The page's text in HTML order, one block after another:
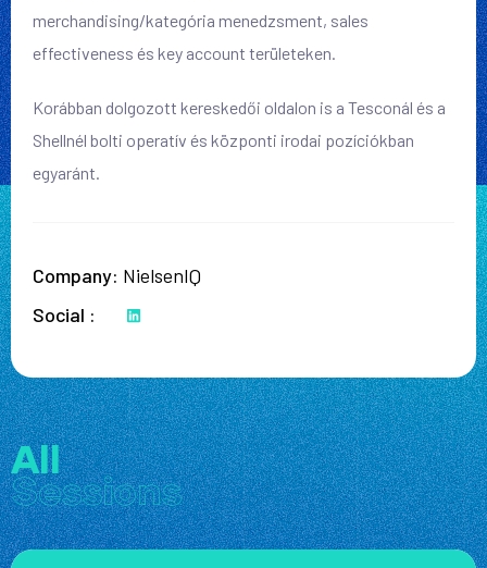
merchandising/kategória menedzsment, sales
effectiveness és key account területeken.
Korábban dolgozott kereskedői oldalon is a Tesconál és a
Shellnél bolti operatív és központi irodai pozíciókban
egyaránt.
Company NielsenIQ
Social
All
Sessions